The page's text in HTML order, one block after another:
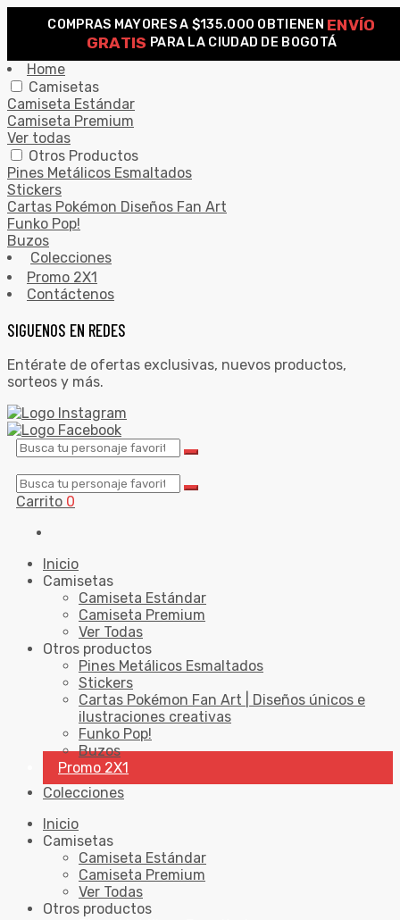
COMPRAS MAYORES A $135.000 OBTIENEN ENVÍO
GRATIS PARA LA CIUDAD DE BOGOTÁ
SEARCH
Home
Camisetas
Camiseta Estándar
Camiseta Premium
Ver todas
Otros Productos
Pines Metálicos Esmaltados
Stickers
Cartas Pokémon Diseños Fan Art
Funko Pop!
Buzos
Colecciones
Promo 2X1
Contáctenos
SIGUENOS EN REDES
Entérate de ofertas exclusivas, nuevos productos,
sorteos y más.
Carrito 0
Inicio
Camisetas
Camiseta Estándar
Camiseta Premium
Ver Todas
Otros productos
Pines Metálicos Esmaltados
Stickers
Cartas Pokémon Fan Art | Diseños únicos e
ilustraciones creativas
Funko Pop!
Buzos
Promo 2X1
Colecciones
Inicio
Camisetas
Camiseta Estándar
Camiseta Premium
Ver Todas
Otros productos